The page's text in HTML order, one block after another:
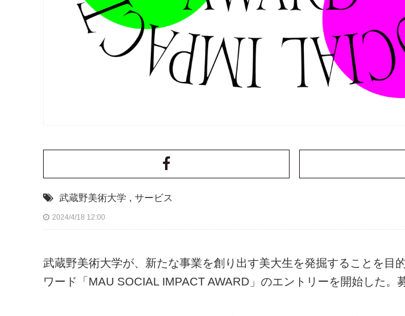
武蔵野美術大学 , サービス
2024/4/18 12:00
武蔵野美術大学が、新たな事業を創り出す美大生を発掘することを目
ワード「MAU SOCIAL IMPACT AWARD」のエントリーを開始した。